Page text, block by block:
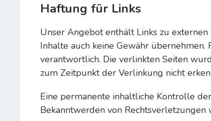
Haftung für Links
Unser Angebot enthält Links zu
Inhalte auch keine Gewähr
verantwortlich. Die verlinkten Seiten
zum Zeitpunkt der Verlinkung nicht
Eine permanente inhaltliche Kontrolle
Bekanntwerden von